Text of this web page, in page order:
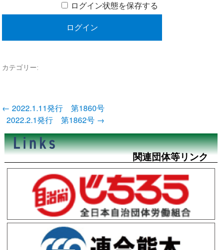
ログイン状態を保存する
カテゴリー:
投
稿
ナ
ビ
ゲ
ー
シ
← 2022.1.11発行 第1860号
2022.2.1発行 第1862号 →
関連団体等リンク